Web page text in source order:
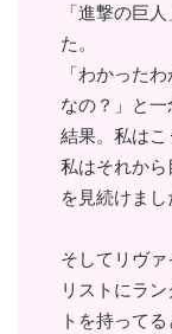
「進撃の巨
た。
「わかった
なの？」と一
結果。私は
私はそれか
を見続けまし
そしてリヴ
リストにラ
トを持って